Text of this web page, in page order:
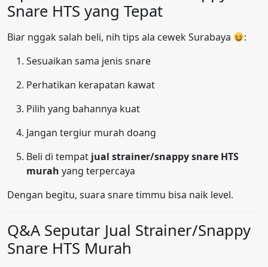
Snare HTS yang Tepat
Biar nggak salah beli, nih tips ala cewek Surabaya
:
Sesuaikan sama jenis snare
Perhatikan kerapatan kawat
Pilih yang bahannya kuat
Jangan tergiur murah doang
Beli di tempat jual strainer/snappy snare HTS
murah yang terpercaya
Dengan begitu, suara snare timmu bisa naik level.
Q&A Seputar Jual Strainer/Snappy
Snare HTS Murah